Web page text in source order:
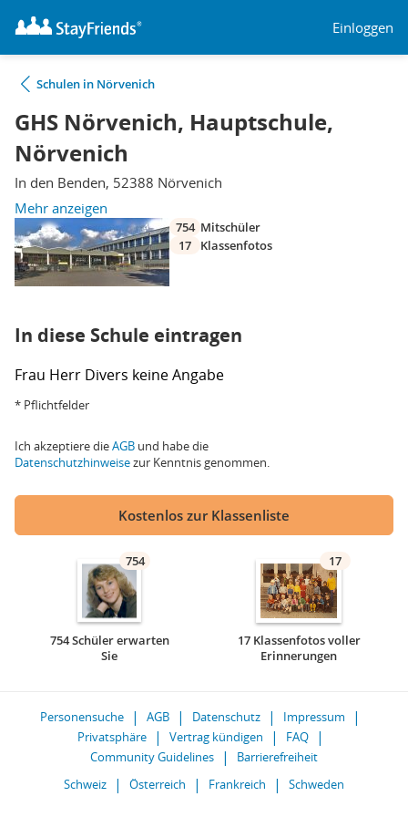
Einloggen
Schulen in Nörvenich
GHS Nörvenich, Hauptschule,
Nörvenich
In den Benden, 52388 Nörvenich
Mehr anzeigen
754 Mitschüler
17
Klassenfotos
In diese Schule eintragen
Frau Herr Divers keine Angabe
* Pflichtfelder
Ich akzeptiere dieAGB und habe die
Datenschutzhinweisezur Kenntnis genommen.
Kostenlos zur Klassenliste
754
754 Schüler erwarten
Sie
17
17 Klassenfotos voller
Erinnerungen
Personensuche AGB Datenschutz
Impressum
Privatsphäre
Vertrag kündigen
FAQ
Community Guidelines
Barrierefreiheit
Schweiz
Österreich Frankreich Schweden